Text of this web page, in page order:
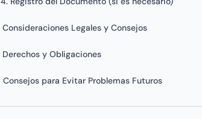
Consideraciones Legales y Consejos
Derechos y Obligaciones
Consejos para Evitar Problemas Futuros